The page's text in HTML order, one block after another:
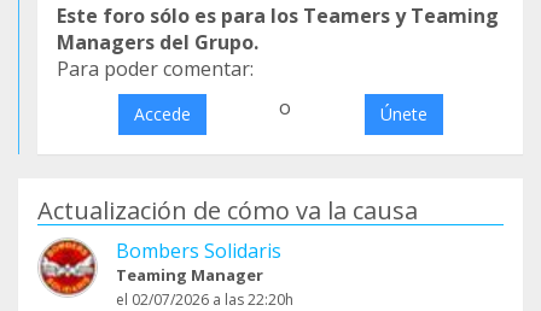
Este foro sólo es para los Teamers y Teaming
Managers del Grupo.
Para poder comentar:
Accede o Únete
Actualización de cómo va la causa
Bombers Solidaris
Teaming Manager
el 02/07/2026 a las 22:20h